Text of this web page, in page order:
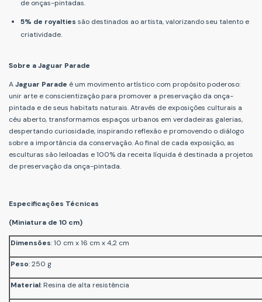
de onças-pintadas.
5% de royalties são destinados ao artista, valorizando seu talento e
criatividade.
Sobre a Jaguar Parade
AJaguar Parade é um movimento artístico com propósito poderoso:
unir arte e conscientização para promover a preservação da onça-
pintada e de seus habitats naturais. Através de exposições culturais a
céu aberto, transformamos espaços urbanos em verdadeiras galerias,
despertando curiosidade, inspirando reflexão e promovendo o diálogo
sobre a importância da conservação. Ao final de cada exposição, as
esculturas são leiloadas e 100% da receita líquida é destinada a projetos
de preservação da onça-pintada.
Especificações Técnicas
(Miniatura de 10 cm)
Dimensões: 10 cm x 16 cm x 4,2 cm
Peso: 250 g
Material: Resina de alta resistência